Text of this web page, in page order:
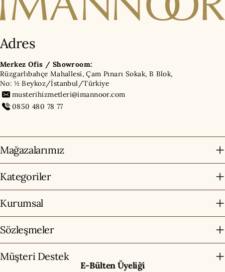
Adres
Merkez Ofis / Showroom:
Rüzgarlıbahçe Mahallesi, Çam Pınarı Sokak, B Blok,
No: ½ Beykoz/İstanbul/Türkiye
musterihizmetleri@imannoor.com
0850 480 78 77
Mağazalarımız
Kategoriler
Kurumsal
Sözleşmeler
Müşteri Destek
E-Bülten Üyeliği